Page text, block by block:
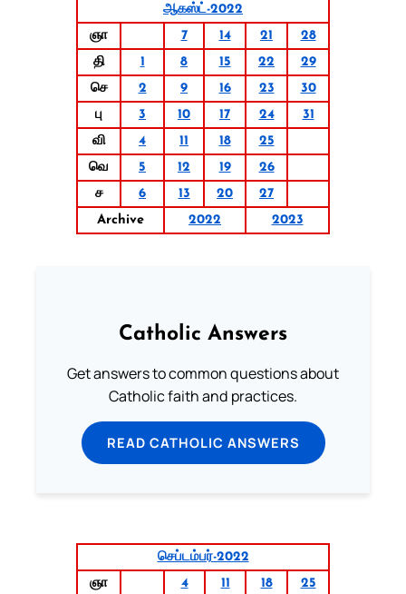
ஆகஸ்ட்-2022
ஞா
7 14 21
28
தி
1 8 15 22
29
செ
2 9 16 23
30
பு
3 10 17 24
31
வி
4 11 18
25
வெ
5 12 19
26
ச
6 13 20
27
Archive
2022 2023
Catholic Answers
Get answers to common questions about
Catholic faith and practices.
READ CATHOLIC ANSWERS
செப்டம்பர்-2022
ஞா
4 11 18 25